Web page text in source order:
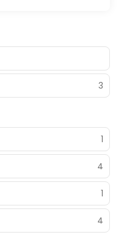
3
1
4
1
4